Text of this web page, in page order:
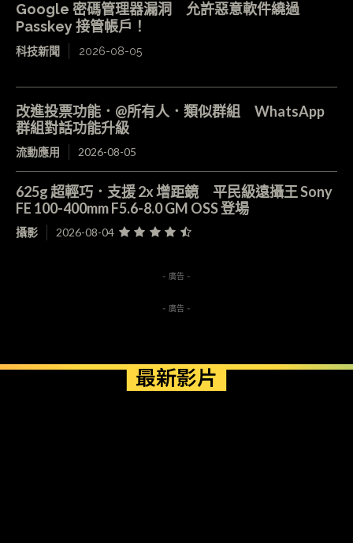
Google 密碼管理器漏洞 允許惡意軟件繞過
Passkey 接管帳戶！
科技新聞 2026-08-05
改進投票功能．@所有人．類似群組 WhatsApp
群組對話功能升級
流動應用 2026-08-05
625g 超輕巧．支援 2x 增距鏡 平民級遠攝王 Sony
FE 100-400mm F5.6-8.0 GM OSS 登場
攝影 2026-08-04
- 廣告 -
- 廣告 -
最新影片